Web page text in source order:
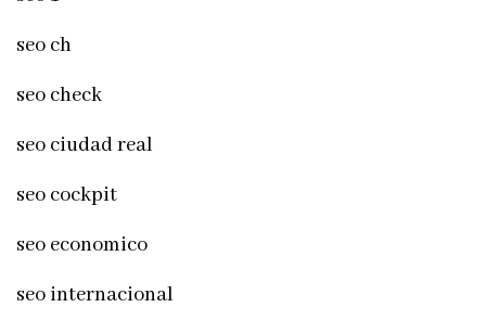
seo ch
seo check
seo ciudad real
seo cockpit
seo economico
seo internacional